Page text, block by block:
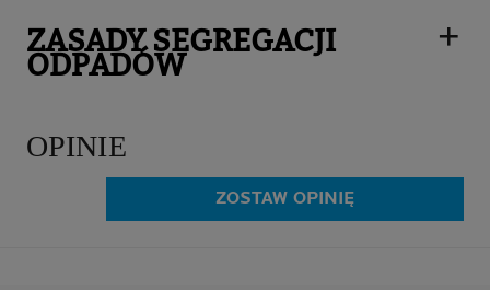
ZASADY SEGREGACJI
ODPADÓW
OPINIE
ZOSTAW OPINIĘ